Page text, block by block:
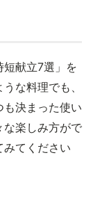
短献立7選」を
な料理でも、
決まった使い
な楽しみ方がで
みてください